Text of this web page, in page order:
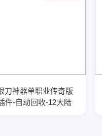
刀神器单职业传奇版
件-自动回收-12大陆